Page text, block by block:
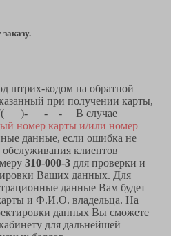
штрих-кодом на обратной
при получении карты,
___-__-__ В случае
номер карты и/или номер
данные, если ошибка не
обслуживания клиентов
310-000-3 для проверки и
Ваших данных. Для
данные Вам будет
и Ф.И.О. владельца. На
данных Вы сможете
для дальнейшей